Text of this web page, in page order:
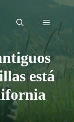
Menú
está